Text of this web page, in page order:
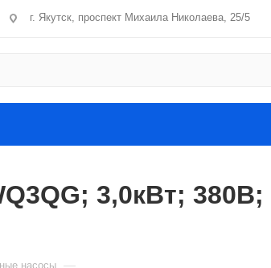
г. Якутск, проспект Михаила Николаева, 25/5
3,0кВт;
насосы —